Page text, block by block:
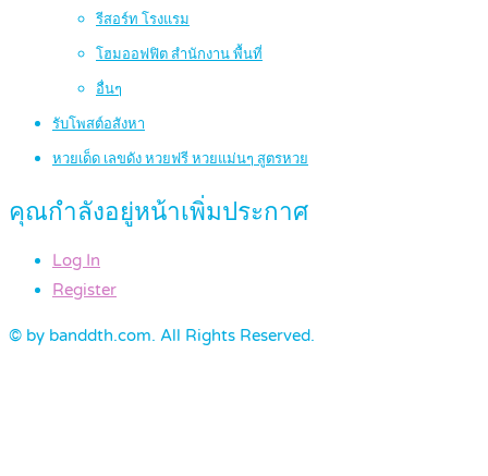
รีสอร์ท โรงแรม
โฮมออฟฟิต สำนักงาน พื้นที่
อื่นๆ
รับโพสต์อสังหา
หวยเด็ด เลขดัง หวยฟรี หวยแม่นๆ สูตรหวย
คุณกำลังอยู่หน้าเพิ่มประกาศ
Log In
Register
© by banddth.com. All Rights Reserved.